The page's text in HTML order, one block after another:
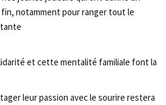
fin, notamment pour ranger tout le
et cette mentalité familiale font la
leur passion avec le sourire restera